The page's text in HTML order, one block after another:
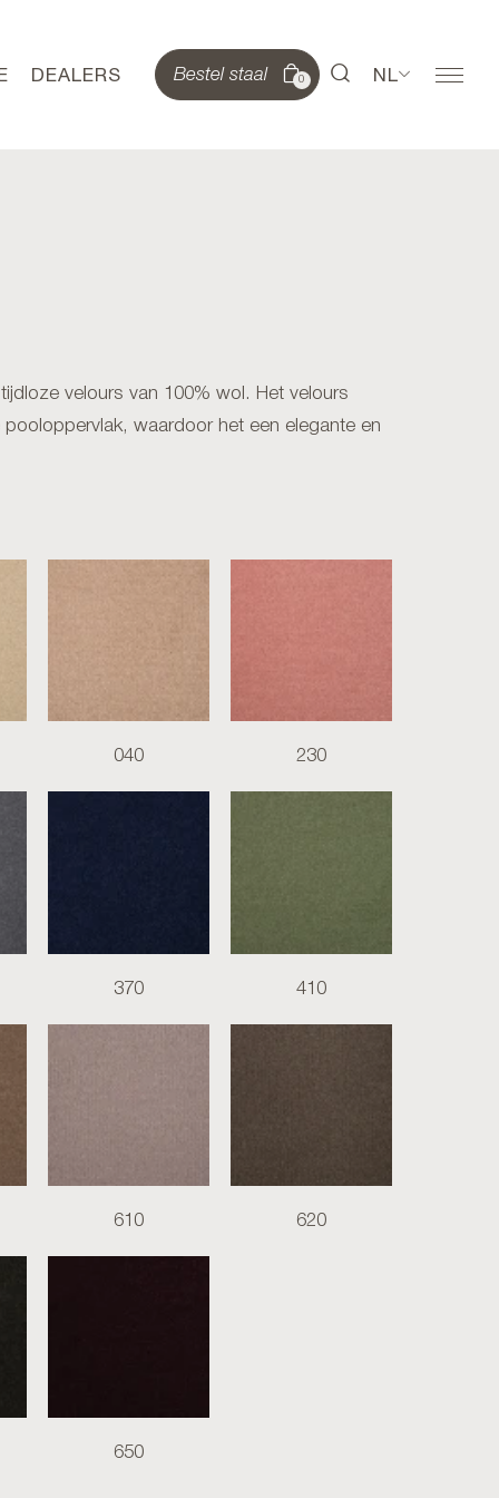
DEALERS Bestel staal 0 NL
velours van 100% wol. Het velours
waardoor het een elegante en
040 230
370 410
610 620
650